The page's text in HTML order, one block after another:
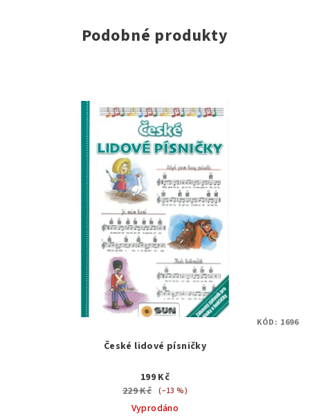
Podobné produkty
České lidové písničky
199 Kč
229 Kč (–13 %)
Vyprodáno
KÓD: 1696